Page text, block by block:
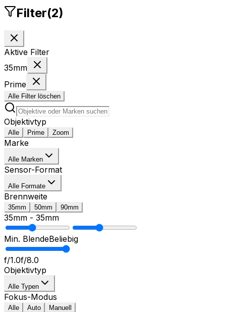
Filter(2)
Aktive Filter
35mm
Prime
Alle Filter löschen
Objektivtyp
Alle Prime Zoom
Marke
Alle Marken
Sensor-Format
Alle Formate
Brennweite
35mm 50mm 90mm
35mm - 35mm
Min. BlendeBeliebig
f/1.0f/8.0
Objektivtyp
Alle Typen
Fokus-Modus
Alle Auto Manuell